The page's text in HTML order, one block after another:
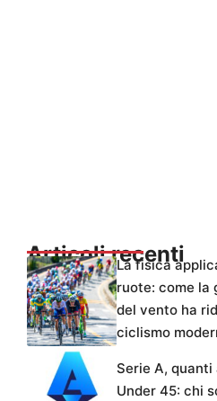
Articoli recenti
La fisica
ruote: come la
del vento ha
ciclismo
Serie A,
Under 45: chi